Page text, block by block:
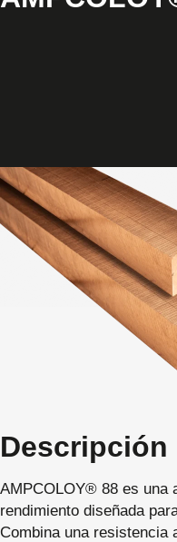
Descripción
AMPCOLOY® 88 es una
rendimiento diseñada
Combina una resistencia